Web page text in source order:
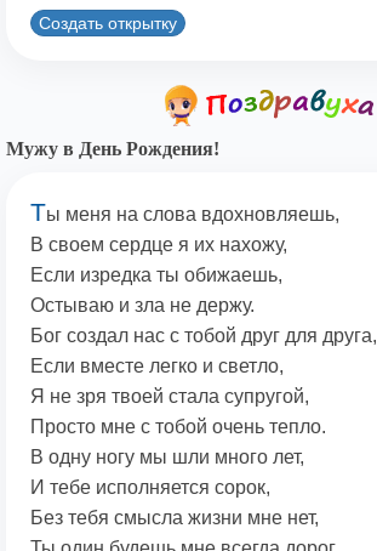
Создать открытку
Мужу в День Рождения!
Ты меня на слова вдохновляешь,
В своем сердце я их нахожу,
Если изредка ты обижаешь,
Остываю и зла не держу.
Бог создал нас с тобой друг для друга,
Если вместе легко и светло,
Я не зря твоей стала супругой,
Просто мне с тобой очень тепло.
В одну ногу мы шли много лет,
И тебе исполняется сорок,
Без тебя смысла жизни мне нет,